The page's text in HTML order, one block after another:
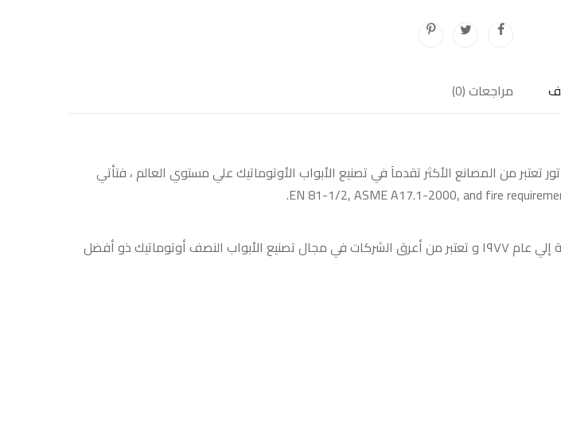
مراجعات (0)
تعتبر من المصانع الأكثر تقدمآ في تصنيع الأبواب الأوتوماتيك علي مستوي العالم ، فتأتي
كما نقوم بتوريد أبواب أوتوماتيك من شركة سالكوم الإيطالية ، و التي يرجع تاريخ الشركة إلي عام ١٩٧٧ و تعتبر من أعرق الشركات في مجال تصنيع الأبواب النصف أوتوماتيك ذو أفضل